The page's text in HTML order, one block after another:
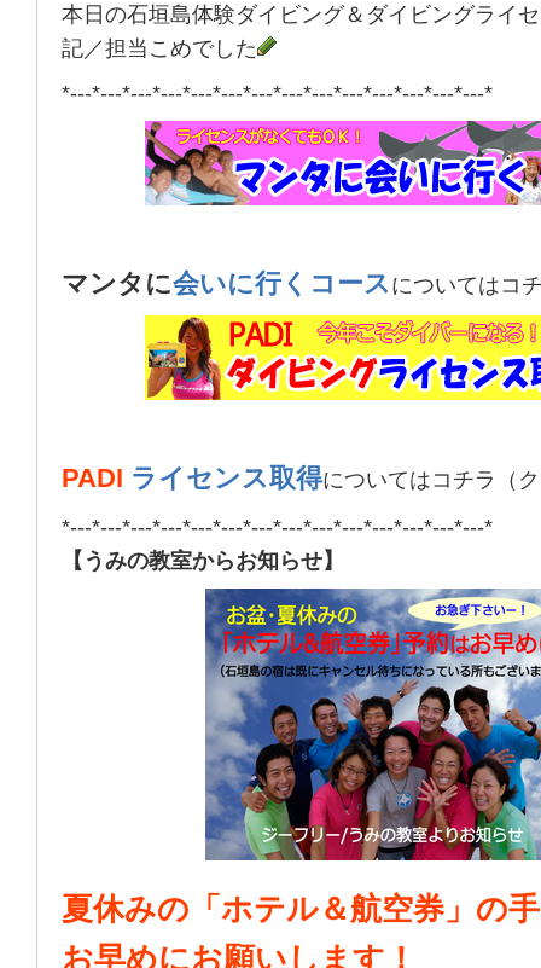
本日の石垣島体験ダイビング＆ダイビングライ
記／担当こめでした
*---*---*---*---*---*---*---*---*---*---*---*---*---*---*
マンタに会いに行くコース についてはコ
PADI ライセンス取得についてはコチラ（
*---*---*---*---*---*---*---*---*---*---*---*---*---*---*
【うみの教室からお知らせ】
夏休みの「ホテル＆航空券」の
お早めにお願いします！